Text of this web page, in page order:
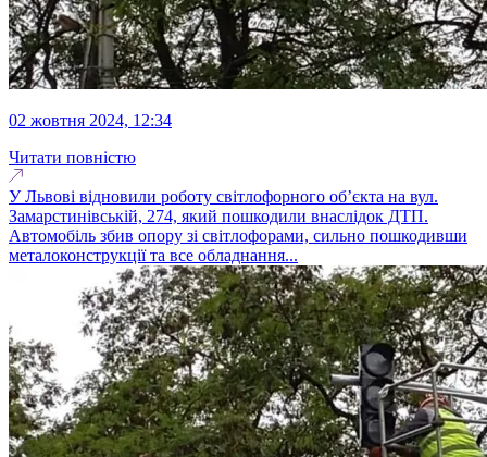
02 жовтня 2024, 12:34
Читати повністю
У Львові відновили роботу світлофорного об’єкта на вул.
Замарстинівській, 274, який пошкодили внаслідок ДТП.
Автомобіль збив опору зі світлофорами, сильно пошкодивши
металоконструкції та все обладнання...